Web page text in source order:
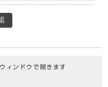
ィンドウで開きます